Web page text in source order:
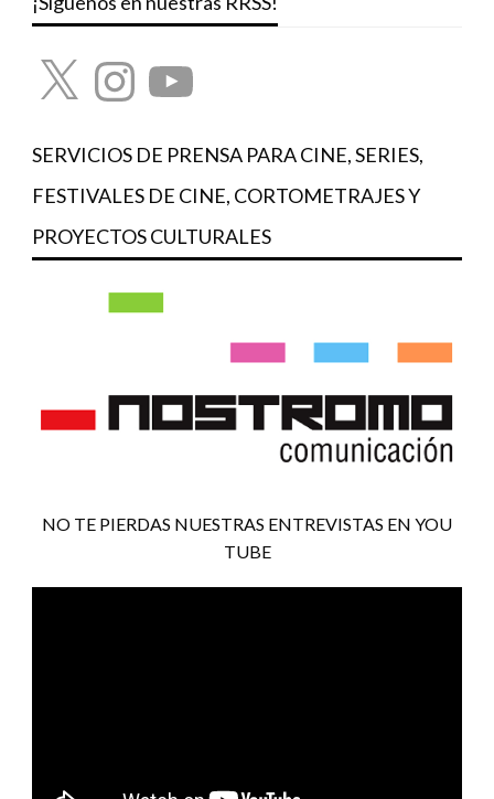
X InstagramYouTube
SERVICIOS DE PRENSA PARA CINE, SERIES,
FESTIVALES DE CINE, CORTOMETRAJES Y
PROYECTOS CULTURALES
NO TE PIERDAS NUESTRAS ENTREVISTAS EN YOU
TUBE